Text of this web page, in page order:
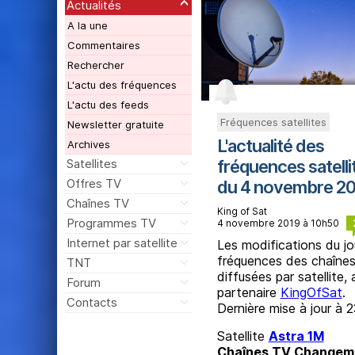
Actualités
A la une
Commentaires
Rechercher
L'actu des fréquences
L'actu des feeds
Newsletter gratuite
Archives
Satellites
Offres TV
Chaînes TV
Programmes TV
Internet par satellite
TNT
Forum
Contacts
Fréquences satellites
L'actualité des
fréquences
du 4 novembre
King of Sat
4 novembre 2019 à 10h50
Les modifications du
fréquences des
diffusées par satellite,
partenaire KingOfSat.
Dernière mise à jour à
Satellite Astra 1M